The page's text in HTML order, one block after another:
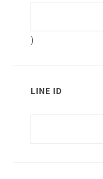
)
LINE ID